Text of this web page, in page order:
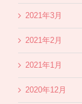
2021年3月
2021年2月
2021年1月
2020年12月